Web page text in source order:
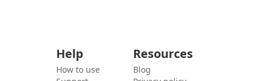
Help
How to use
Resources
Blog